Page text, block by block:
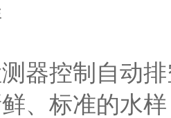
器控制自动
、标准的水样